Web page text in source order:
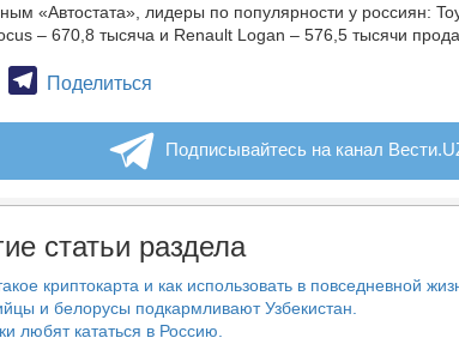
«Автостата», лидеры по популярности у россиян:
– 670,8 тысяча и Renault Logan – 576,5 тысячи
TwitterTelegram
Поделиться
Подписывайтесь на канал
статьи раздела
криптокарта и как использовать в повседневной
и белорусы подкармливают Узбекистан.
любят кататься в Россию.